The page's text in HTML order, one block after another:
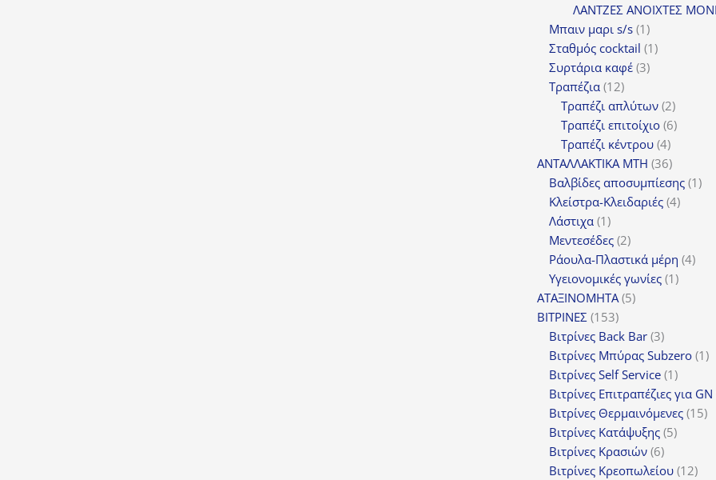
ΛΑΝΤΖΕΣ ΑΝΟΙΧΤΕΣ
Μπαιν μαρι s/s 11
προϊόν
Σταθμός cocktail 11
Συρτάρια καφέ 33
Τραπέζια 1212
προϊόντα
Τραπέζι απλύτων 22
προϊόντα
Τραπέζι επιτοίχιο 66
Τραπέζι κέντρου 44
προϊόντα
ΑΝΤΑΛΛΑΚΤΙΚΑ MTH 3636
προϊόντα
Βαλβίδες αποσυμπίεσης 11
Κλείστρα-Κλειδαριές 44
Λάστιχα 11
προϊόν
Μεντεσέδες 22
προϊόντα
Ράουλα-Πλαστικά μέρη 44
Υγειονομικές γωνίες 11
ΑΤΑΞΙΝΟΜΗΤΑ 55
ΒΙΤΡΙΝΕΣ 153153
προϊόντα
Βιτρίνες Back Bar 33
προϊόντα
Βιτρίνες Mπύρας Subzero 11
Βιτρίνες Self Service 11
προϊόν
Βιτρίνες Επιτραπέζιες για GN
Βιτρίνες Θερμαινόμενες 1515
Βιτρίνες Κατάψυξης 55
Βιτρίνες Κρασιών 66
προϊόντα
Βιτρίνες Κρεοπωλείου 1212